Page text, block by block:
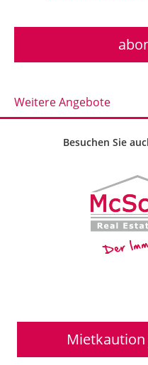
Weitere Angebote
Besuchen Sie